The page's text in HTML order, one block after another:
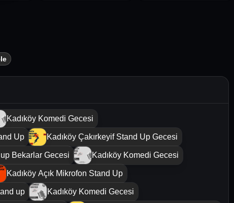
Kadıköy Komedi Gecesi
Up Kadıköy Çakırkeyif Stand Up Gecesi
Bekarlar Gecesi Kadıköy Komedi Gecesi
Kadıköy Açık Mikrofon Stand Up
up Kadıköy Komedi Gecesi